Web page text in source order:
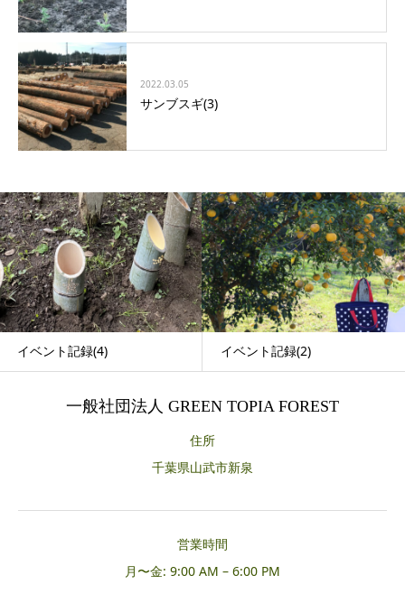
2022.03.05
サンブスギ(3)
イベント記録(4) イベント記録(2)
一般社団法人 GREEN TOPIA FOREST
住所
千葉県山武市新泉
営業時間
月〜金: 9:00 AM – 6:00 PM